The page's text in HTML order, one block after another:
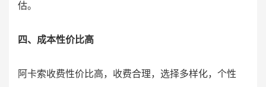
估。
四、成本性价比高
阿卡索收费性价比高，收费合理，选择多样化，个性